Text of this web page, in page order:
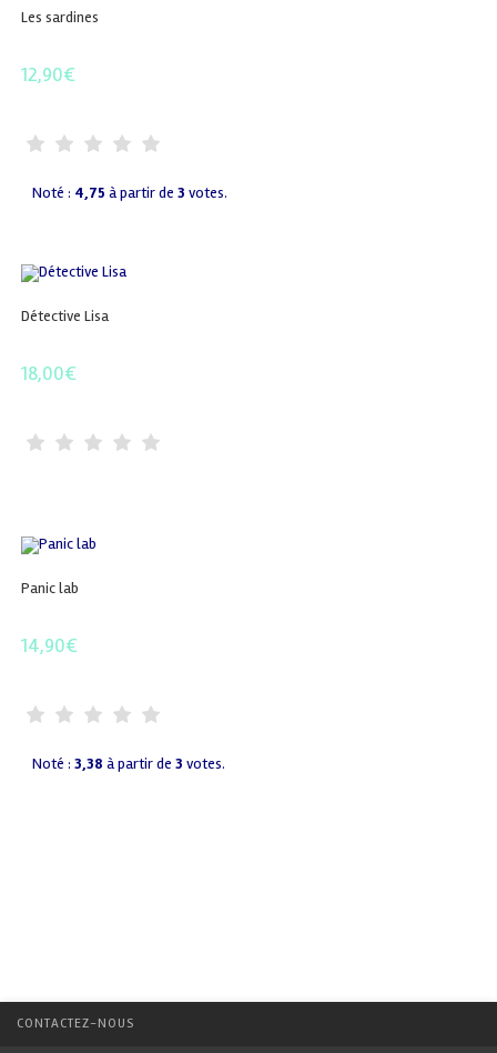
Les sardines
12,90€
Noté : 4,75 à partir de 3 votes.
Détective Lisa
18,00€
Panic lab
14,90€
Noté : 3,38 à partir de 3 votes.
CONTACTEZ-NOUS